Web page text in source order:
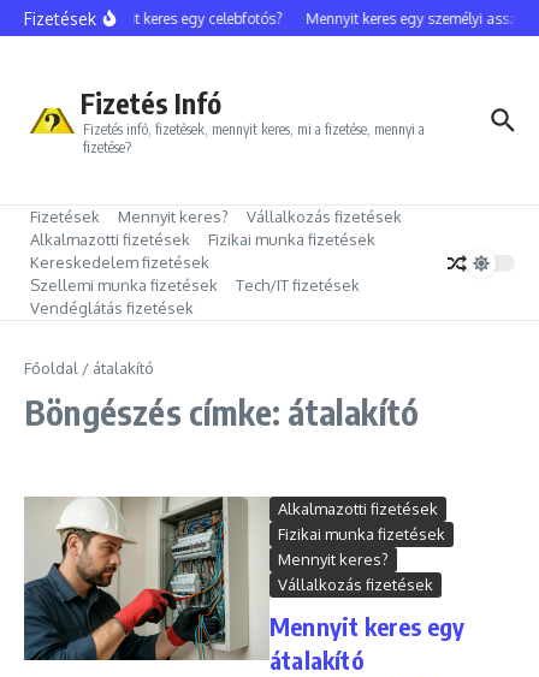
Ugrás a tartalomhoz
FizetésekMennyit keres egy celebfotós? Mennyit keres egy személyi
Fizetés Infó
Fizetés infó, fizetések, mennyit keres, mi a fizetése, mennyi a
fizetése?
Fizetések Mennyit keres?
Vállalkozás fizetések
Alkalmazotti fizetések
Fizikai munka fizetések
Kereskedelem fizetések
Szellemi munka fizetések
Tech/IT fizetések
Vendéglátás fizetések
Főoldal / átalakító
Böngészés címke: átalakító
Alkalmazotti fizetések
Fizikai munka fizetések
Mennyit keres?
Vállalkozás fizetések
Mennyit keres egy
átalakító